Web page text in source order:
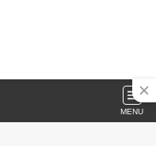
MENU